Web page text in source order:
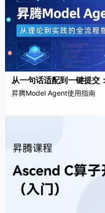
从一句话适配到一键提
昇腾Model Agent使用指南